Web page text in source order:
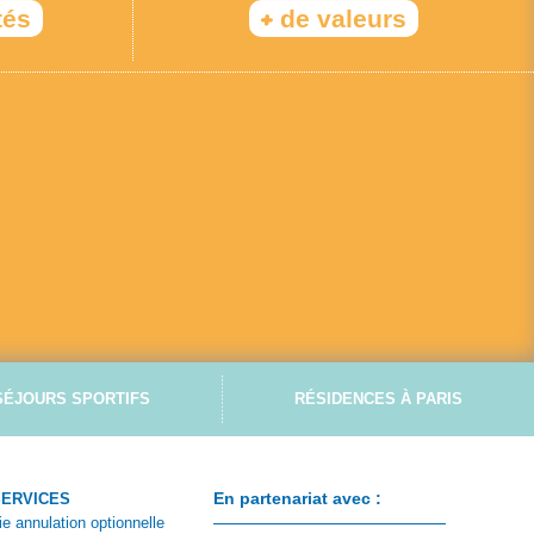
+ de valeurs
SPORTIFS RÉSIDENCES À PARIS
annulation optionnelle
En partenariat avec :